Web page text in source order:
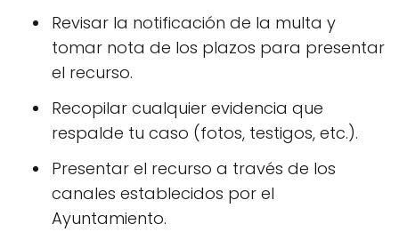
Revisar la notificación de la multa y
tomar nota de los plazos para presentar
el recurso.
Recopilar cualquier evidencia que
respalde tu caso (fotos, testigos, etc.).
Presentar el recurso a través de los
canales establecidos por el
Ayuntamiento.